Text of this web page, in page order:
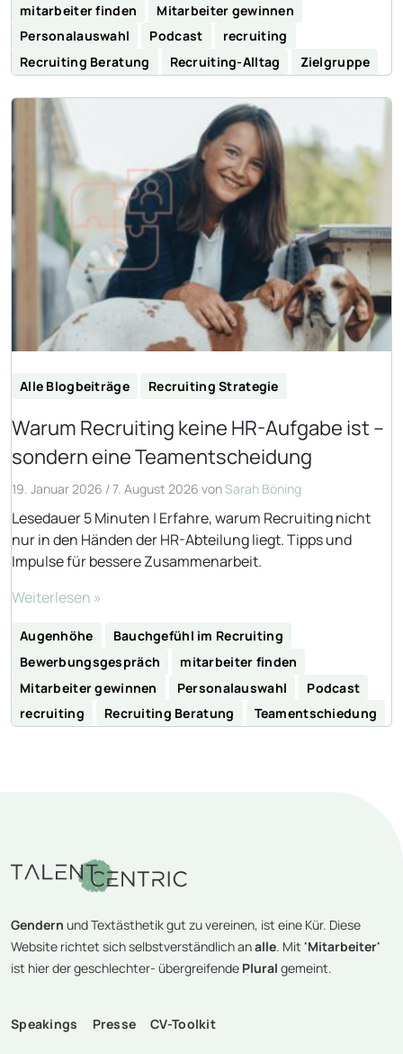
mitarbeiter finden
Mitarbeiter gewinnen
Personalauswahl
Podcast
recruiting
Recruiting Beratung
Recruiting-Alltag Zielgruppe
Alle Blogbeiträge Recruiting Strategie
Warum Recruiting keine HR-Aufgabe ist –
sondern eine Teamentscheidung
19. Januar 2026 /7. August 2026 vonSarah Böning
Lesedauer 5 Minuten | Erfahre, warum Recruiting nicht
nur in den Händen der HR-Abteilung liegt. Tipps und
Impulse für bessere Zusammenarbeit.
Weiterlesen »
Augenhöhe
Bauchgefühl im Recruiting
Bewerbungsgespräch
mitarbeiter finden
Mitarbeiter gewinnen
Personalauswahl
Podcast
recruiting
Recruiting Beratung Teamentschiedung
Gendern und Textästhetik gut zu vereinen, ist eine Kür. Diese
Website richtet sich selbstverständlich analle. Mit 'Mitarbeiter'
ist hier der geschlechter- übergreifende Plural gemeint.
Speakings Presse CV-Toolkit